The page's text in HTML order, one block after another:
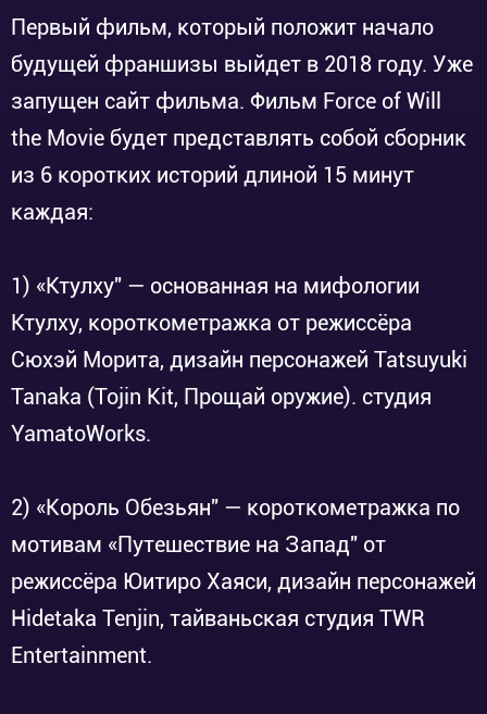
Первый фильм, который положит начало
будущей франшизы выйдет в 2018 году. Уже
запущен сайт фильма. Фильм Force of Will
the Movie будет представлять собой сборник
из 6 коротких историй длиной 15 минут
каждая:
1) «Ктулху" — основанная на мифологии
Ктулху, короткометражка от режиссёра
Сюхэй Морита, дизайн персонажей Tatsuyuki
Tanaka (Tojin Kit, Прощай оружие). студия
YamatoWorks.
2) «Король Обезьян" — короткометражка по
мотивам «Путешествие на Запад" от
режиссёра Юитиро Хаяси, дизайн персонажей
Hidetaka Tenjin, тайваньская студия TWR
Entertainment.